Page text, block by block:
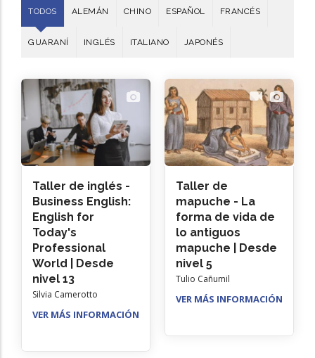
TODOS ALEMÁN CHINO ESPAÑOL FRANCÉS
GUARANÍ INGLÉS ITALIANO JAPONÉS
Taller de inglés -
Business English:
English for
Today's
Professional
World | Desde
nivel 13
Silvia Camerotto
VER MÁS INFORMACIÓN
Taller de
mapuche - La
forma de vida de
lo antiguos
mapuche | Desde
nivel 5
Tulio Cañumil
VER MÁS INFORMACIÓN